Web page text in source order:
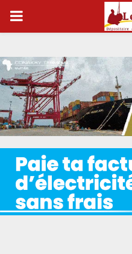
P
I
M
A
R
Y